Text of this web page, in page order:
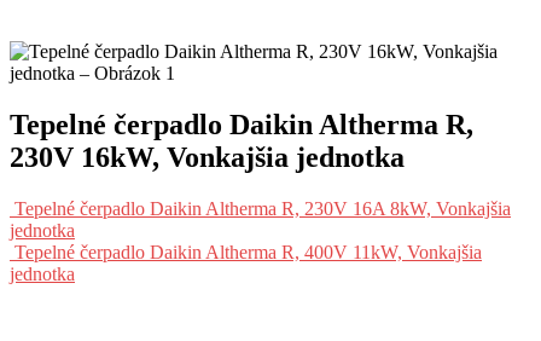
Tepelné čerpadlo Daikin Altherma R,
230V 16kW, Vonkajšia jednotka
Tepelné čerpadlo Daikin Altherma R, 230V 16A 8kW, Vonkajšia
jednotka
Tepelné čerpadlo Daikin Altherma R, 400V 11kW, Vonkajšia
jednotka